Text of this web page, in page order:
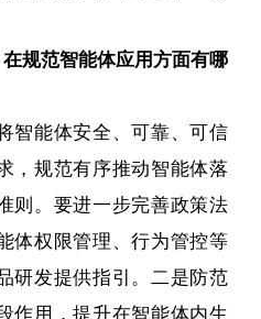
规范智能体应用方面有哪
能体安全、可靠、可信
，规范有序推动智能体落
则。要进一步完善政策法
体权限管理、行为管控等
研发提供指引。二是防范
作用，提升在智能体内生